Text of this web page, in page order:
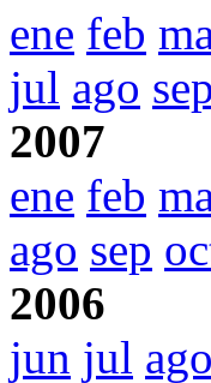
ene feb
jul ago sep
2007
ene feb
ago sep
2006
jun jul ago